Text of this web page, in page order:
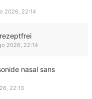
2026, 22:14
2026, 22:14
nasal sans
22:13